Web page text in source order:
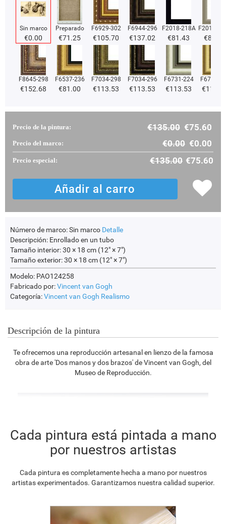
Sin marco
€0.00
Preparado
€71.25
F6929-302
€105.70
F6944-296
€137.02
F2018-218A
€81.43
F2018-
€81.43
F8645-298
€152.68
F6537-236
€81.00
F7034-298
€113.53
F7034-296
€113.53
F6731-224
€113.53
F6731-
€
Precio de la pintura: €135.00 €75.60
Precio del marco: €0.00 €0.00
Precio especial: €135.00 €75.60
Número de marco:Sin marco Detalle
Descripción: Enrollado en un tubo
Tamaño interior:30 × 18 cm (12" × 7")
Tamaño exterior:30 × 18 cm (12" × 7")
Modelo: PAO124258
Fabricado por:Vincent van Gogh
Categoría:Vincent van Gogh Realismo
Descripción de la pintura
Te ofrecemos una reproducción artesanal en lienzo de la famosa
obra de arte 'Dos manos y dos brazos' de Vincent van Gogh, del
Museo de Reproducción.
Cada pintura está pintada a mano
por nuestros artistas
Cada pintura es completamente hecha a mano por nuestros
artistas experimentados. Garantizamos nuestra calidad superior.